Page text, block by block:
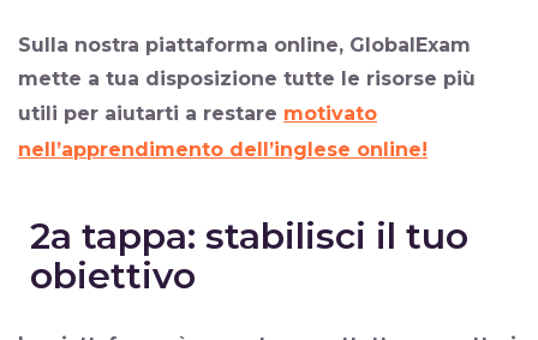
Sulla nostra piattaforma online, GlobalExam
mette a tua disposizione tutte le risorse più
utili per aiutarti a restare motivato
nell’apprendimento dell’inglese online!
2a tappa: stabilisci il tuo
obiettivo